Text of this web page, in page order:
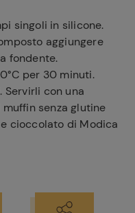
singoli in silicone.
aggiungere
fondente.
per 30 minuti.
con una
senza glutine
cioccolato di Modica